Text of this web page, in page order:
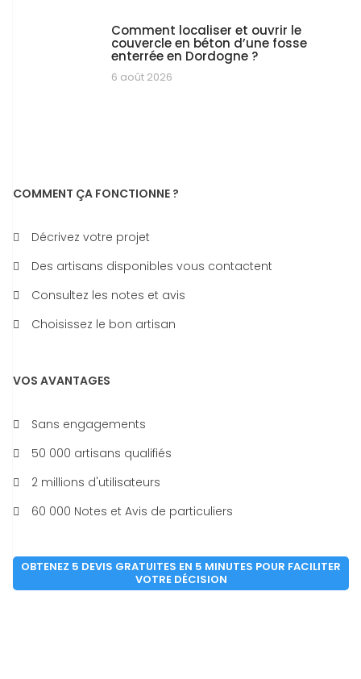
Comment localiser et ouvrir le
couvercle en béton d’une fosse
enterrée en Dordogne ?
6 août 2026
COMMENT ÇA FONCTIONNE ?
Décrivez votre projet
Des artisans disponibles vous contactent
Consultez les notes et avis
Choisissez le bon artisan
VOS AVANTAGES
Sans engagements
50 000 artisans qualifiés
2 millions d'utilisateurs
60 000 Notes et Avis de particuliers
OBTENEZ 5 DEVIS GRATUITES EN 5 MINUTES POUR FACILITER
VOTRE DÉCISION